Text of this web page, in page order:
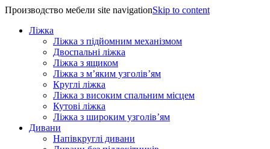
Производство мебели site navigationSkip to content
Ліжка
Ліжка з підйомним механізмом
Двоспальні ліжка
Ліжка з ящиком
Ліжка з м’яким узголів’ям
Круглі ліжка
Ліжка з високим спальним місцем
Кутові ліжка
Ліжка з широким узголів’ям
Дивани
Напівкруглі дивани